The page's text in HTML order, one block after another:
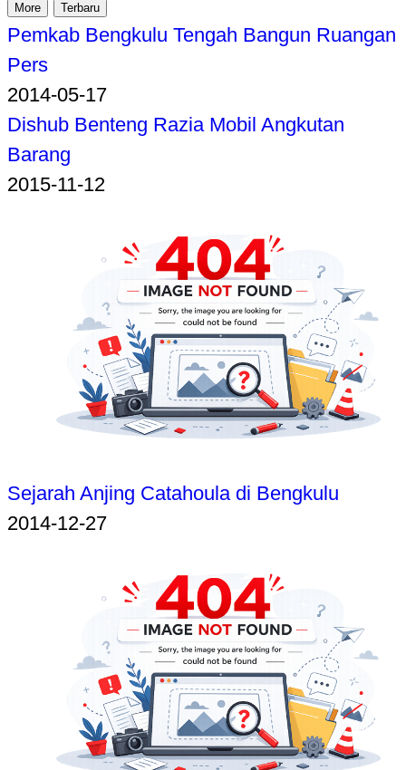
More Terbaru
Pemkab Bengkulu Tengah Bangun Ruangan
Pers
2014-05-17
Dishub Benteng Razia Mobil Angkutan
Barang
2015-11-12
Sejarah Anjing Catahoula di Bengkulu
2014-12-27